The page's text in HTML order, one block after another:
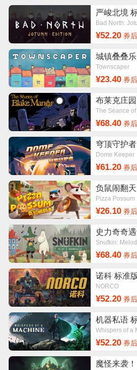
严峻北境
Bad North:
¥52.20券后
城镇叠叠
Townscaper
¥23.40券后
布莱克庄
The Séance
¥68.40券后
穹顶守护
Dome Keeper
¥61.20券后
负鼠闹翻
Pizza Possum
¥26.10券后
史力奇奇
准版
Snufkin:
¥68.40券后
诺科 标准版
NORCO
¥52.20券后
机器私语
Whispers of a
¥52.20券后
魔怪来袭